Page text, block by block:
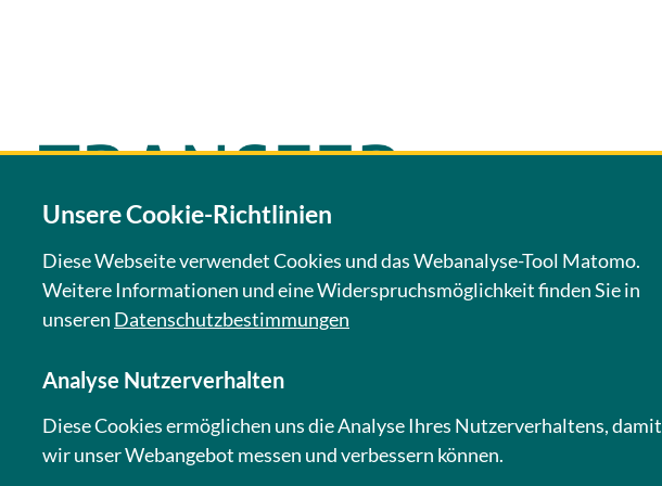
Unsere Cookie-Richtlinien
Diese Webseite verwendet Cookies und das Webanalyse-Tool Matomo.
Weitere Informationen und eine Widerspruchsmöglichkeit finden Sie in
unseren Datenschutzbestimmungen
Analyse Nutzerverhalten
Diese Cookies ermöglichen uns die Analyse Ihres Nutzerverhaltens, damit
wir unser Webangebot messen und verbessern können.
KONTAKT NEWSLETTER